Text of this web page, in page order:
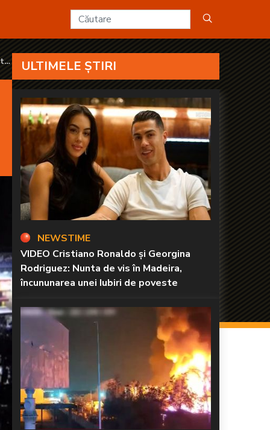
ULTIMELE ȘTIRI
NEWSTIME
VIDEO Cristiano Ronaldo și Georgina
Rodriguez: Nunta de vis în Madeira,
încununarea unei Iubiri de poveste